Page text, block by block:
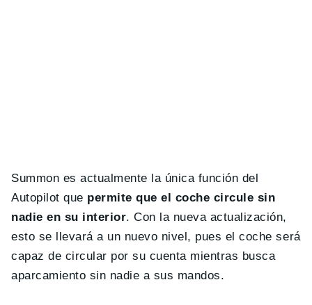
Summon es actualmente la única función del
Autopilot que permite que el coche circule sin
nadie en su interior. Con la nueva actualización,
esto se llevará a un nuevo nivel, pues el coche será
capaz de circular por su cuenta mientras busca
aparcamiento sin nadie a sus mandos.